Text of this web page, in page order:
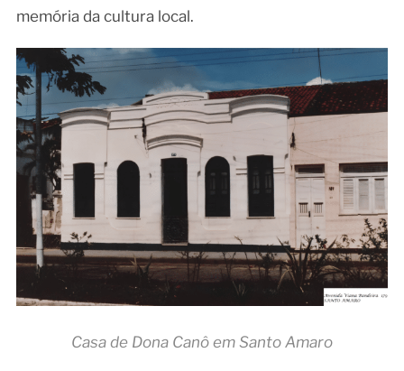
memória da cultura local.
Casa de Dona Canô em Santo Amaro